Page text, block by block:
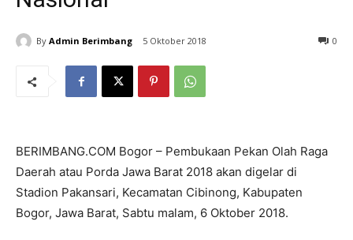
By Admin Berimbang 5 Oktober 2018 0
BERIMBANG.COM Bogor – Pembukaan Pekan Olah Raga
Daerah atau Porda Jawa Barat 2018 akan digelar di
Stadion Pakansari, Kecamatan Cibinong, Kabupaten
Bogor, Jawa Barat, Sabtu malam, 6 Oktober 2018.